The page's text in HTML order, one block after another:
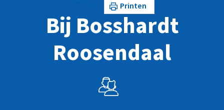
Printen
Bij Bosshardt
Roosendaal